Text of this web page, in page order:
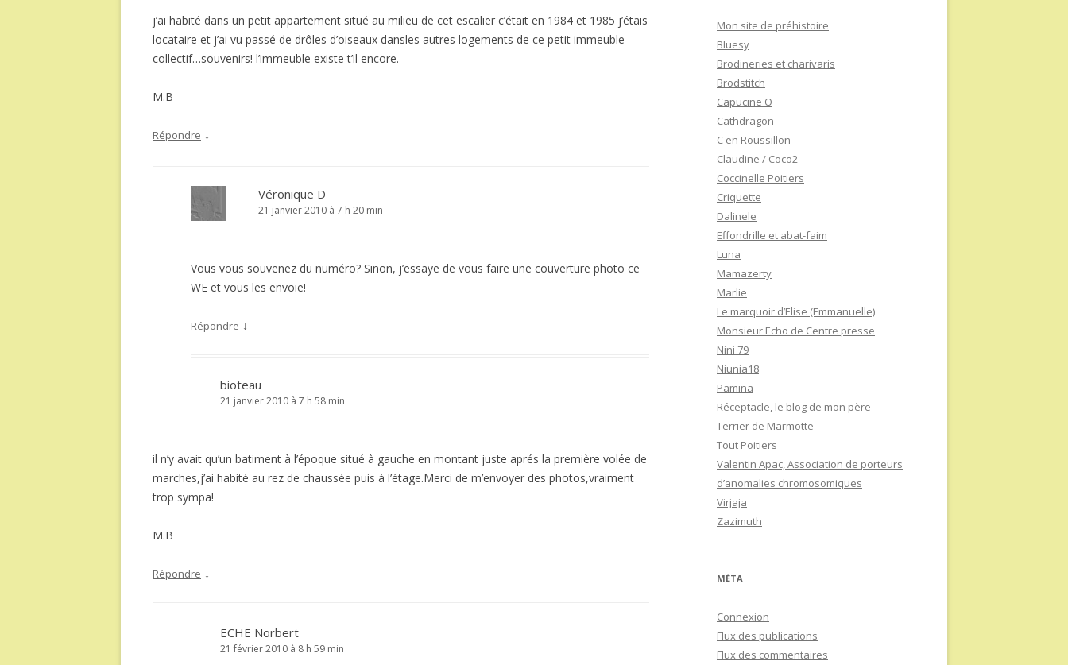
j’ai habité dans un petit appartement situé au milieu de cet escalier c’était en 1984 et 1985 j’étais
locataire et j’ai vu passé de drôles d’oiseaux dansles autres logements de ce petit immeuble
collectif…souvenirs! l’immeuble existe t’il encore.
M.B
Répondre ↓
Véronique D
21 janvier 2010 à 7 h 20 min
Vous vous souvenez du numéro? Sinon, j’essaye de vous faire une couverture photo ce
WE et vous les envoie!
Répondre ↓
bioteau
21 janvier 2010 à 7 h 58 min
il n’y avait qu’un batiment à l’époque situé à gauche en montant juste aprés la première volée de
marches,j’ai habité au rez de chaussée puis à l’étage.Merci de m’envoyer des photos,vraiment
trop sympa!
M.B
Répondre ↓
ECHE Norbert
21 février 2010 à 8 h 59 min
Mon site de préhistoire
Bluesy
Brodineries et charivaris
Brodstitch
Capucine O
Cathdragon
C en Roussillon
Claudine / Coco2
Coccinelle Poitiers
Criquette
Dalinele
Effondrille et abat-faim
Luna
Mamazerty
Marlie
Le marquoir d’Elise (Emmanuelle)
Monsieur Echo de Centre presse
Nini 79
Niunia18
Pamina
Réceptacle, le blog de mon père
Terrier de Marmotte
Tout Poitiers
Valentin Apac, Association de porteurs
d’anomalies chromosomiques
Virjaja
Zazimuth
MÉTA
Connexion
Flux des publications
Flux des commentaires